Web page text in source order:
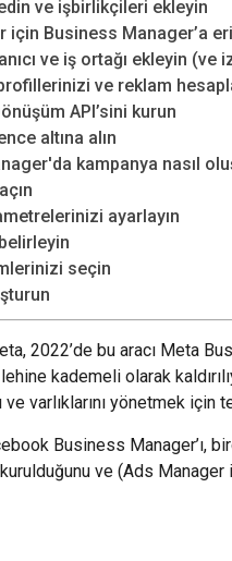
ve işbirlikçileri ekleyin
için Business Manager’a
ve iş ortağı ekleyin (ve
ve reklam
API’sini kurun
altına alın
kampanya nasıl
ayarlayın
seçin
2022’de bu aracı Meta
kademeli olarak
ve varlıklarını yönetmek için
Business Manager’ı,
ve (Ads Manager